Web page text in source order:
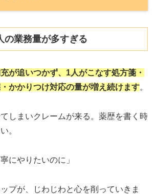
の業務量が多すぎる
が追いつかず、1人がこなす処方箋・
かかりつけ対応の量が増え続けます。
しまいクレームが来る。薬歴を書く時
。
にやりたいのに」
プが、じわじわと心を削っていきま